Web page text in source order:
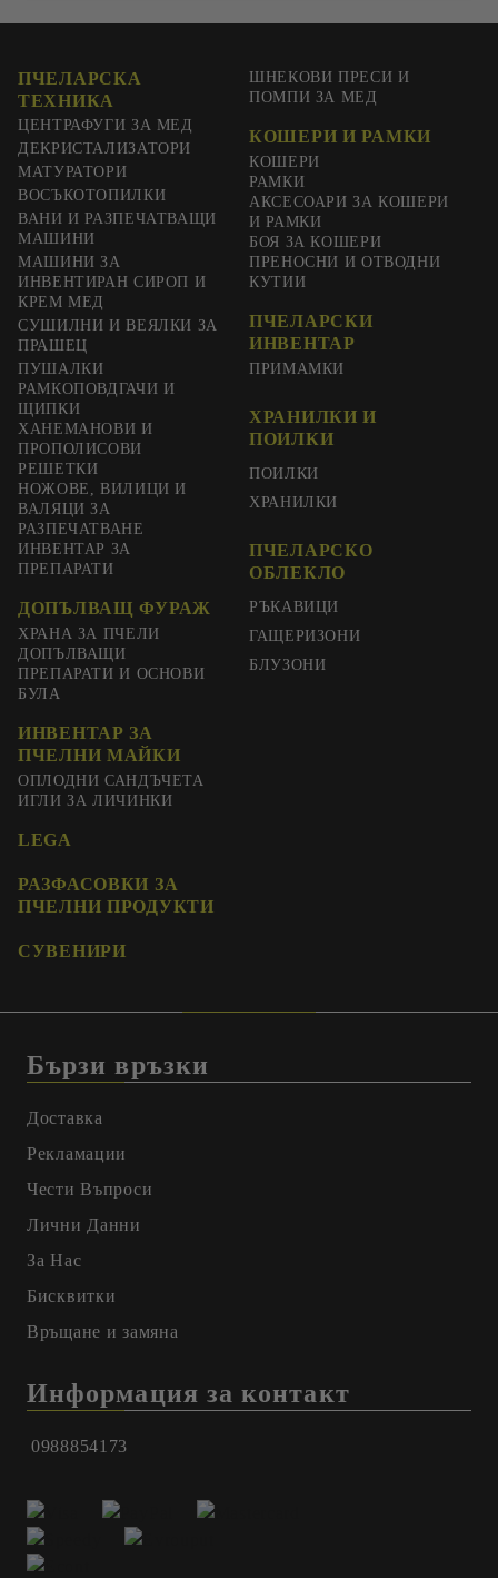
ПЧЕЛАРСКА
ТЕХНИКА
ЦЕНТРАФУГИ ЗА МЕД
ДЕКРИСТАЛИЗАТОРИ
МАТУРАТОРИ
ВОСЪКОТОПИЛКИ
ВАНИ И РАЗПЕЧАТВАЩИ
МАШИНИ
МАШИНИ ЗА
ИНВЕНТИРАН СИРОП И
КРЕМ МЕД
СУШИЛНИ И ВЕЯЛКИ ЗА
ПРАШЕЦ
ШНЕКОВИ ПРЕСИ И
ПОМПИ ЗА МЕД
КОШЕРИ И РАМКИ
КОШЕРИ
РАМКИ
АКСЕСОАРИ ЗА КОШЕРИ
И РАМКИ
БОЯ ЗА КОШЕРИ
ПРЕНОСНИ И ОТВОДНИ
КУТИИ
ПЧЕЛАРСКИ
ИНВЕНТАР
ПУШАЛКИ
РАМКОПОВДГАЧИ И
ЩИПКИ
ХАНЕМАНОВИ И
ПРОПОЛИСОВИ
РЕШЕТКИ
НОЖОВЕ, ВИЛИЦИ И
ВАЛЯЦИ ЗА
РАЗПЕЧАТВАНЕ
ИНВЕНТАР ЗА
ПРЕПАРАТИ
ДОПЪЛВАЩ ФУРАЖ
ХРАНА ЗА ПЧЕЛИ
ДОПЪЛВАЩИ
ПРЕПАРАТИ И ОСНОВИ
ПРИМАМКИ
ХРАНИЛКИ И
ПОИЛКИ
ПОИЛКИ
ХРАНИЛКИ
ПЧЕЛАРСКО
ОБЛЕКЛО
РЪКАВИЦИ
ГАЩЕРИЗОНИ
БЛУЗОНИ
БУЛА
ИНВЕНТАР ЗА
ПЧЕЛНИ МАЙКИ
ОПЛОДНИ САНДЪЧЕТА
ИГЛИ ЗА ЛИЧИНКИ
LEGA
РАЗФАСОВКИ ЗА
ПЧЕЛНИ ПРОДУКТИ
СУВЕНИРИ
Бързи връзки
Доставка
Рекламации
Чести Въпроси
Лични Данни
За Нас
Бисквитки
Връщане и замяна
Информация за контакт
0988854173